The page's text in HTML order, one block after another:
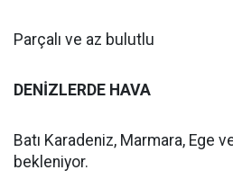
Parçalı ve az bulutlu
DENİZLERDE HAVA
Batı Karadeniz, Marmara, Ege
bekleniyor.